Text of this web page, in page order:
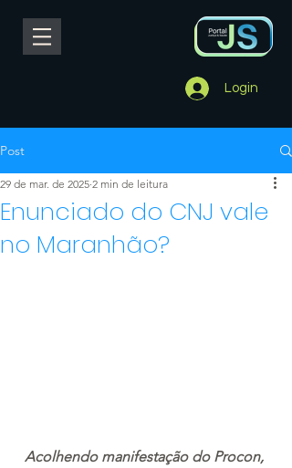
Login
Post
Enunciado do CNJ vale
no Maranhão?
29 de mar. de 2025 2 min de leitura
Acolhendo manifestação do Procon,